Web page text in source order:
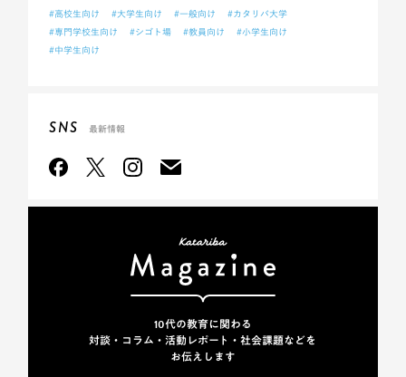
#高校生向け #大学生向け #一般向け
#カタリバ大学
#専門学校生向け
#シゴト場 #教員向け
#小学生向け
#中学生向け
SNS 最新情報
10代の教育に関わる
対談・コラム・活動レポート・社会課題などを
お伝えします